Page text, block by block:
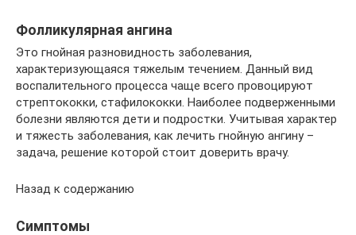
Фолликулярная ангина
Это гнойная разновидность заболевания,
характеризующаяся тяжелым течением. Данный вид
воспалительного процесса чаще всего провоцируют
стрептококки, стафилококки. Наиболее подверженными
болезни являются дети и подростки. Учитывая характер
и тяжесть заболевания, как лечить гнойную ангину –
задача, решение которой стоит доверить врачу.
Назад к содержанию
Симптомы